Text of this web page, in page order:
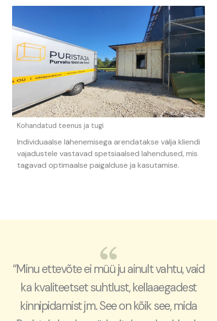
Kohandatud teenus ja tugi
Individuaalse lähenemisega arendatakse välja kliendi
vajadustele vastavad spetsiaalsed lahendused, mis
tagavad optimaalse paigalduse ja kasutamise.
“Minu ettevõte ei müü ju ainult vahtu, vaid
ka kvaliteetset suhtlust, kellaaegadest
kinnipidamist jm. See on kõik see, mida